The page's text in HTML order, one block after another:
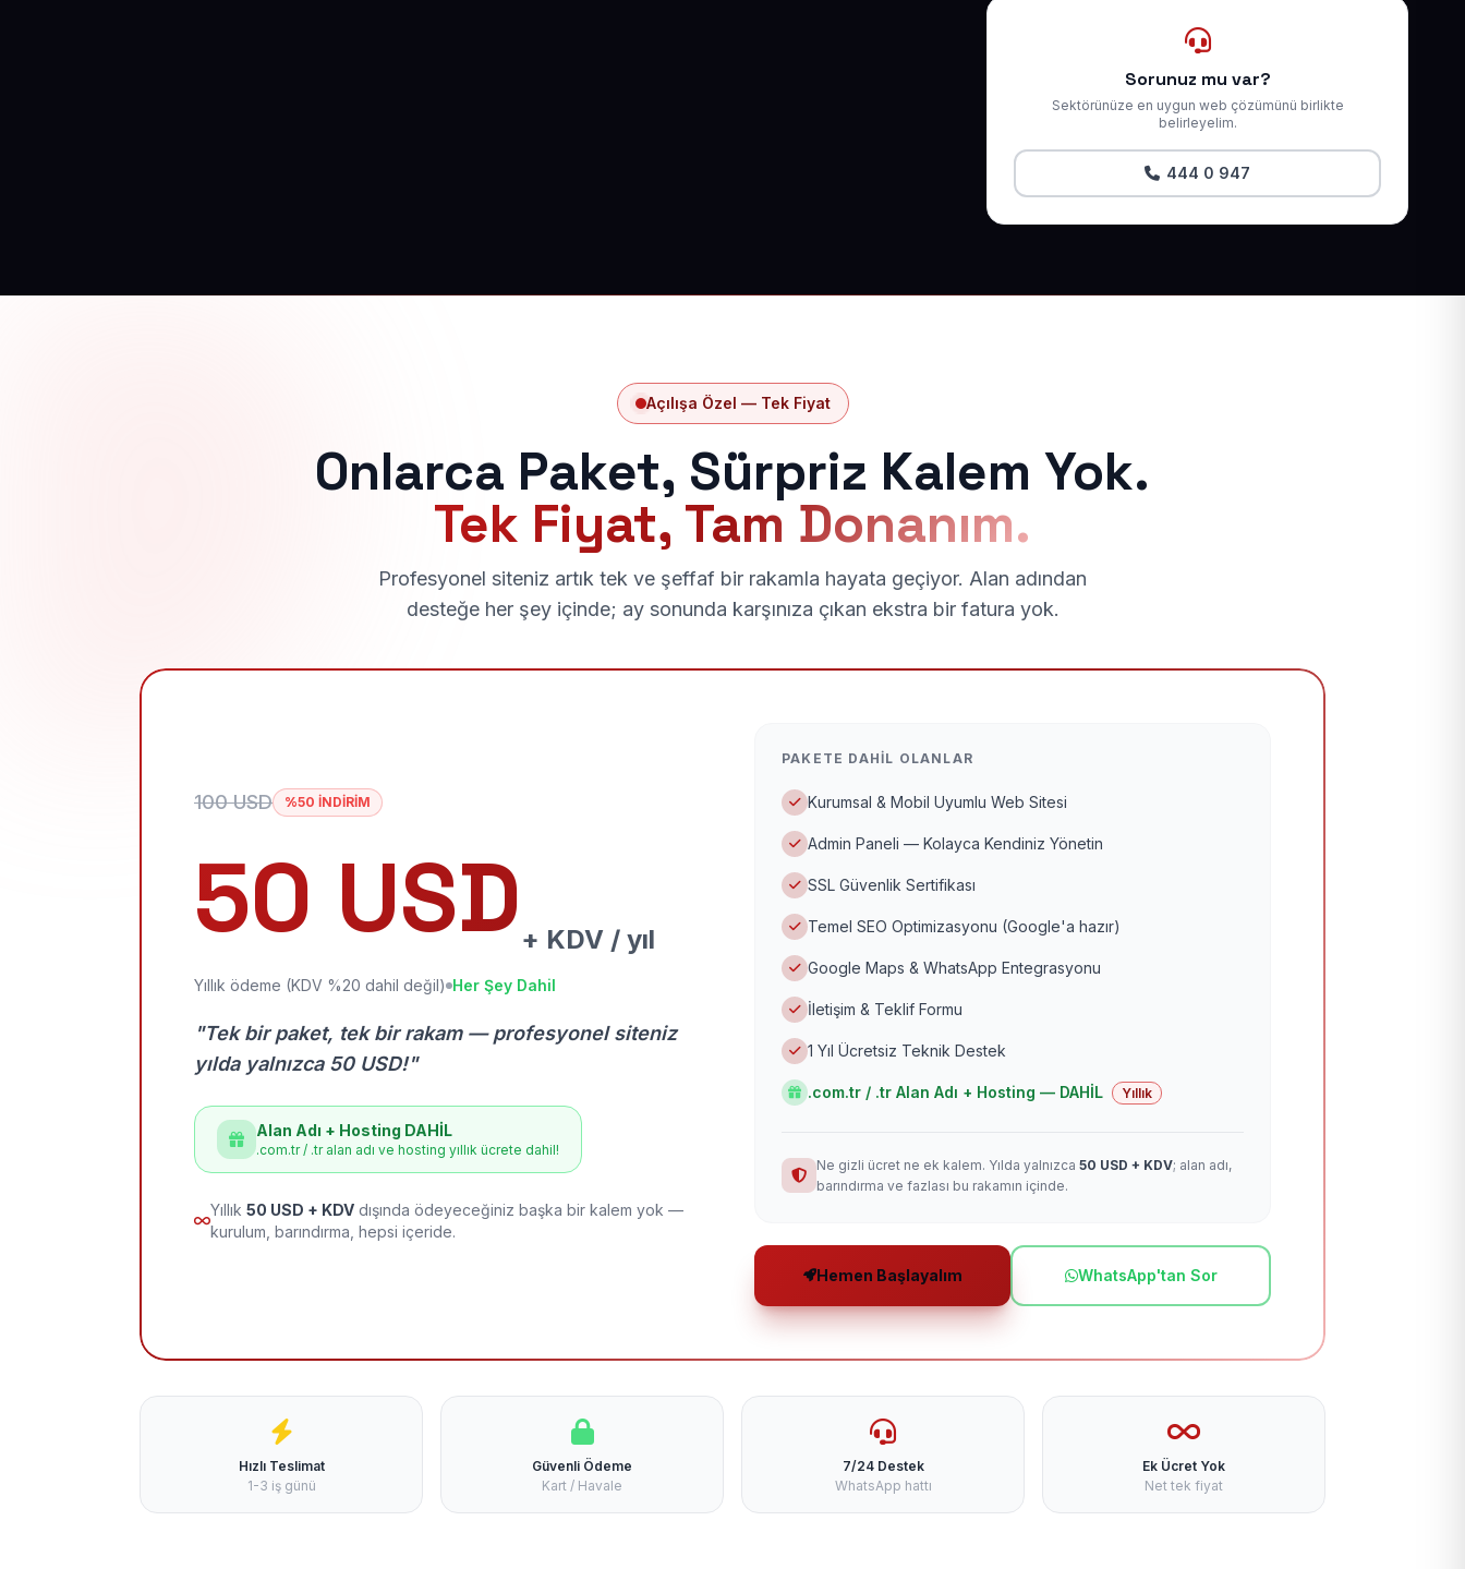
Sorunuz mu var?
Sektörünüze en uygun web çözümünü birlikte
belirleyelim.
444 0 947
Açılışa Özel — Tek Fiyat
Onlarca Paket, Sürpriz Kalem Yok.
Tek Fiyat, Tam Donanım.
Profesyonel siteniz artık tek ve şeffaf bir rakamla hayata geçiyor. Alan adından
desteğe her şey içinde; ay sonunda karşınıza çıkan ekstra bir fatura yok.
100 USD %50 İNDİRİM
50 USD + KDV / yıl
Yıllık ödeme (KDV %20 dahil değil) Her Şey Dahil
"Tek bir paket, tek bir rakam — profesyonel siteniz
yılda yalnızca 50 USD!"
Alan Adı + Hosting DAHİL
.com.tr / .tr alan adı ve hosting yıllık ücrete dahil!
Yıllık 50 USD + KDV dışında ödeyeceğiniz başka bir kalem yok —
kurulum, barındırma, hepsi içeride.
PAKETE DAHIL OLANLAR
Kurumsal & Mobil Uyumlu Web Sitesi
Admin Paneli — Kolayca Kendiniz Yönetin
SSL Güvenlik Sertifikası
Temel SEO Optimizasyonu (Google'a hazır)
Google Maps & WhatsApp Entegrasyonu
İletişim & Teklif Formu
1 Yıl Ücretsiz Teknik Destek
.com.tr / .tr Alan Adı + Hosting — DAHİL Yıllık
Ne gizli ücret ne ek kalem. Yılda yalnızca 50 USD + KDV; alan adı,
barındırma ve fazlası bu rakamın içinde.
Hemen Başlayalım WhatsApp'tan Sor
Hızlı Teslimat
1-3 iş günü
Güvenli Ödeme
Kart / Havale
7/24 Destek
WhatsApp hattı
Ek Ücret Yok
Net tek fiyat